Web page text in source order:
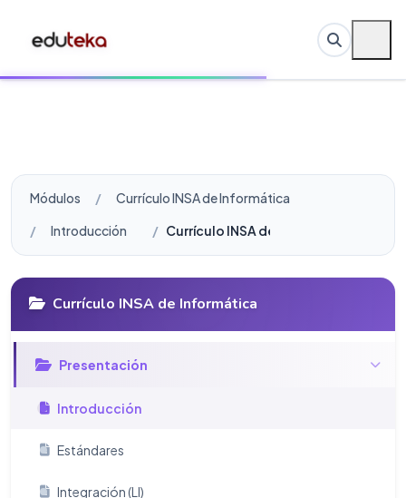
Módulos
Currículo INSA de Informática
Introducción
Currículo INSA de Informática 2016
Currículo INSA de Informática
Presentación
Introducción
Estándares
Integración (LI)